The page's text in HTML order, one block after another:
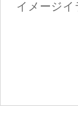
イメージイ